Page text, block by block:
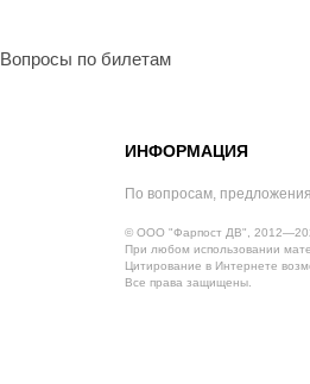
Вопросы по билетам
ИНФОРМАЦИЯ
По вопросам,
© ООО "Фарпост ДВ",
При любом использовании
Цитирование в Интернете
Все права защищены.